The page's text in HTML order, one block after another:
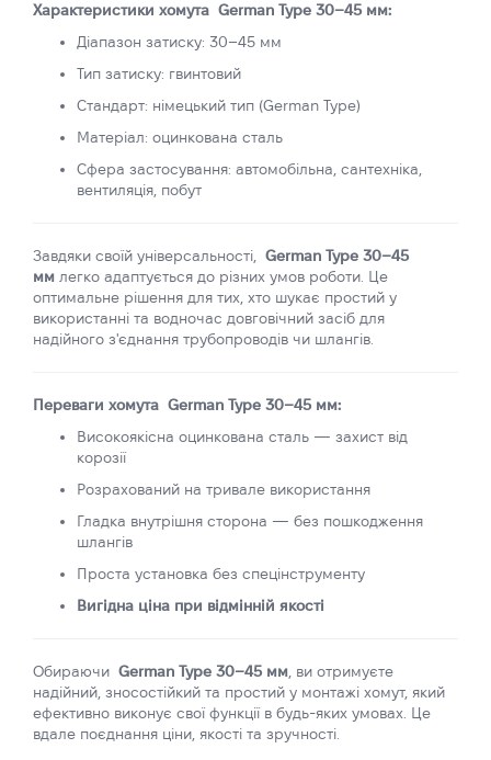
Характеристики хомута German Type 30–45 мм:
Діапазон затиску: 30–45 мм
Тип затиску: гвинтовий
Стандарт: німецький тип (German Type)
Матеріал: оцинкована сталь
Сфера застосування: автомобільна, сантехніка,
вентиляція, побут
Завдяки своїй універсальності,
German Type 30–45
мм легко адаптується до різних умов роботи. Це
оптимальне рішення для тих, хто шукає простий у
використанні та водночас довговічний засіб для
надійного з'єднання трубопроводів чи шлангів.
Переваги хомута German Type 30–45 мм:
Високоякісна оцинкована сталь — захист від
корозії
Розрахований на тривале використання
Гладка внутрішня сторона — без пошкодження
шлангів
Проста установка без спецінструменту
Вигідна ціна при відмінній якості
Обираючи German Type 30–45 мм , ви отримуєте
надійний, зносостійкий та простий у монтажі хомут, який
ефективно виконує свої функції в будь-яких умовах. Це
вдале поєднання ціни, якості та зручності.